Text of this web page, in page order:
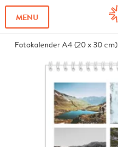
MENU
Fotokalender A4 (20 x 30 cm)